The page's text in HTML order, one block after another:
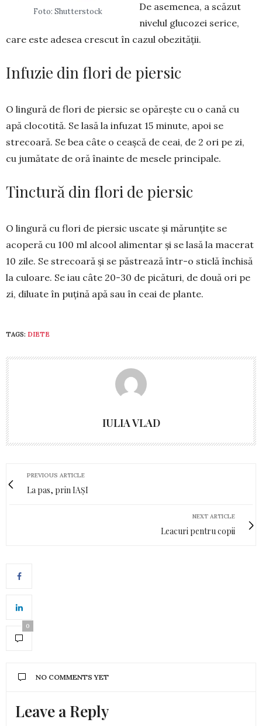
Foto: Shutterstock
De asemenea, a scăzut
nivelul glucozei serice,
care este adesea crescut în cazul obe­zi­tății.
Infuzie din flori de piersic
O lingură de flori de piersic se opărește cu o cană cu
apă clocotită. Se lasă la infuzat 15 minute, apoi se
strecoară. Se bea câte o ceașcă de ceai, de 2 ori pe zi,
cu ju­mă­ta­te de oră îna­­inte de me­sele prin­cipale.
Tinctură din flori de piersic
O lingură cu flori de piersic uscate și mărunțite se
acoperă cu 100 ml alcool alimentar și se lasă la ma­cerat
10 zile. Se strecoară și se păs­trează într-o sticlă închisă
la culoare. Se iau câte 20-30 de picături, de do­uă ori pe
zi, diluate în puțină apă sau în ceai de plante.
TAGS: DIETE
IULIA VLAD
PREVIOUS ARTICLE
La pas, prin IAȘI
NEXT ARTICLE
Leacuri pentru copii
0
NO COMMENTS YET
Leave a Reply